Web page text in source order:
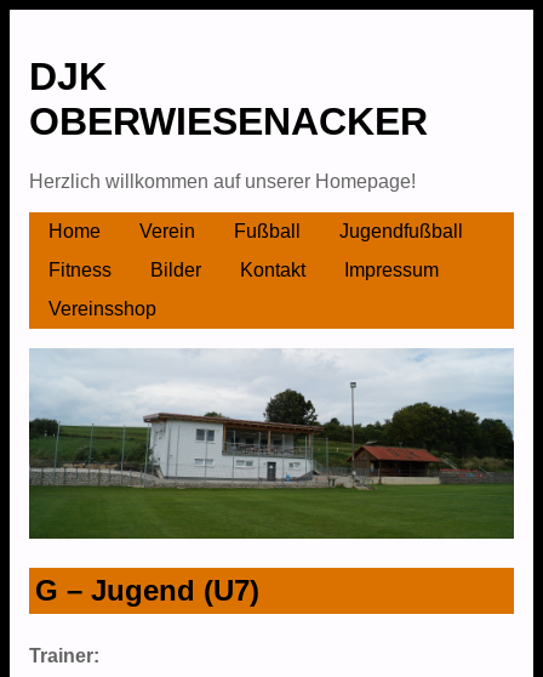
DJK
OBERWIESENACKER
Herzlich willkommen auf unserer Homepage!
Skip
to
content
Home Verein Fußball
Jugendfußball
Fitness
Bilder Kontakt
Impressum
Vereinsshop
G – Jugend (U7)
Trainer: